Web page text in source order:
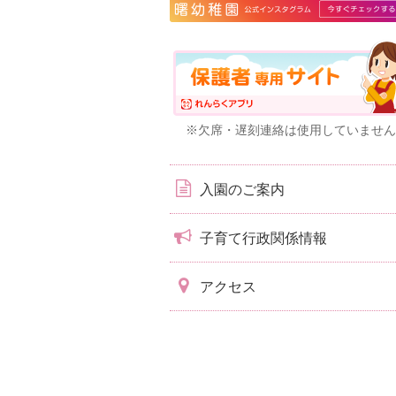
※欠席・遅刻連絡は使用していませ
入園のご案内
子育て行政関係情報
アクセス